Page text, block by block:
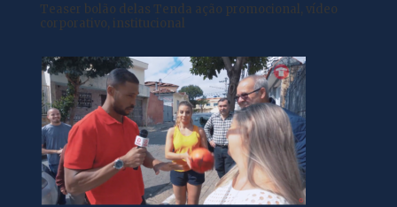
Teaser bolão delas Tenda ação promocional, vídeo
corporativo, institucional